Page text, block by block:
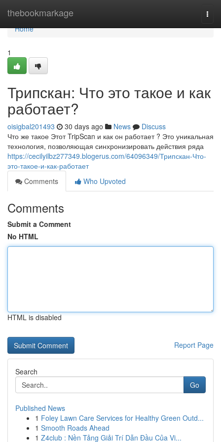
thebookmarkage
Home
Home
1
Трипскан: Что это такое и как
работает?
oisigbal201493 30 days ago News
Discuss
Что же такое Этот TripScan и как он работает ? Это уникальная
технология, позволяющая синхронизировать действия ряда
https://cecilyilbz277349.blogerus.com/64096349/Трипскан-Что-
это-такое-и-как-работает
Comments
Who Upvoted
Comments
Submit a Comment
No HTML
HTML is disabled
Report Page
Search
Go
Published News
1 Foley Lawn Care Services for Healthy Green Outd...
1 Smooth Roads Ahead
1 Z4club : Nền Tảng Giải Trí Dẫn Đầu Của Vi...